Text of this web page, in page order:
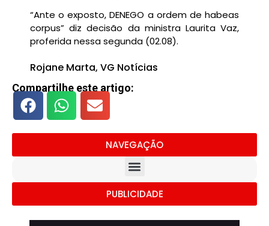
“Ante o exposto, DENEGO a ordem de habeas
corpus” diz decisão da ministra Laurita Vaz,
proferida nessa segunda (02.08).
Rojane Marta, VG Notícias
Compartilhe este artigo:
NAVEGAÇÃO
PUBLICIDADE